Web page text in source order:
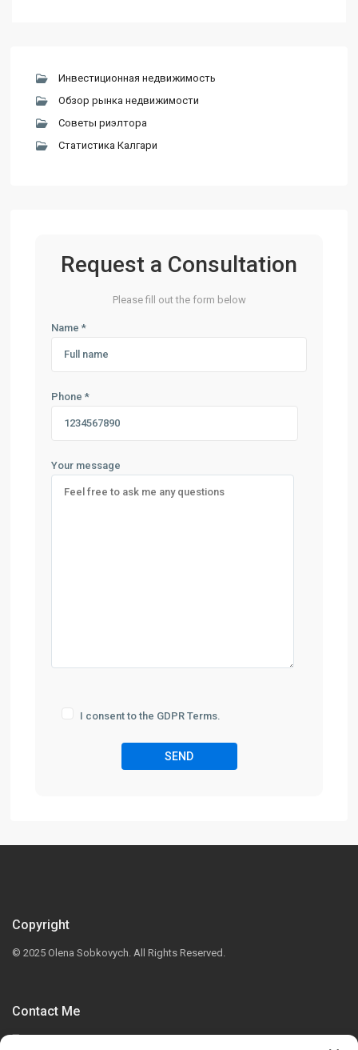
Инвестиционная недвижимость
Обзор рынка недвижимости
Советы риэлтора
Статистика Калгари
Request a Consultation
Please fill out the form below
Name *
Phone *
Your message
I consent to the GDPR Terms.
Copyright
© 2025 Olena Sobkovych. All Rights Reserved.
Contact Me